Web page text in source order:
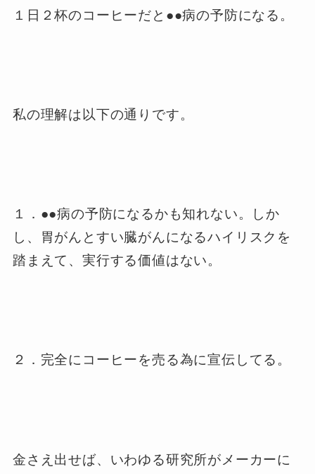
１日２杯のコーヒーだと●●病の予防になる。
私の理解は以下の通りです。
１．●●病の予防になるかも知れない。しか
し、胃がんとすい臓がんになるハイリスクを
踏まえて、実行する価値はない。
２．完全にコーヒーを売る為に宣伝してる。
金さえ出せば、いわゆる研究所がメーカーに